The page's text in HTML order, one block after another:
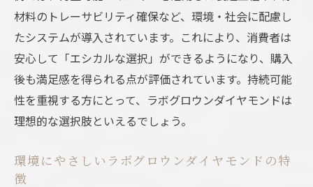
材料のトレーサビリティ確保など、環境・社会に配慮し
たシステムが導入されています。これにより、消費者は
安心して「エシカルな選択」ができるようになり、購入
後も満足感を得られる点が評価されています。持続可能
性を重視する方にとって、ラボグロウンダイヤモンドは
理想的な選択肢といえるでしょう。
環境にやさしいラボグロウンダイヤモンドの特
徴